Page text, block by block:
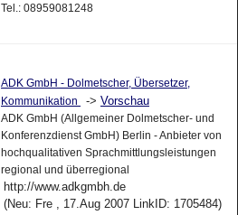
Tel.: 08959081248
ADK GmbH - Dolmetscher, Übersetzer,
Kommunikation
-> Vorschau
ADK GmbH (Allgemeiner Dolmetscher- und
Konferenzdienst GmbH) Berlin - Anbieter von
hochqualitativen Sprachmittlungsleistungen
regional und überregional
http://www.adkgmbh.de
(Neu: Fre , 17.Aug 2007 LinkID: 1705484)